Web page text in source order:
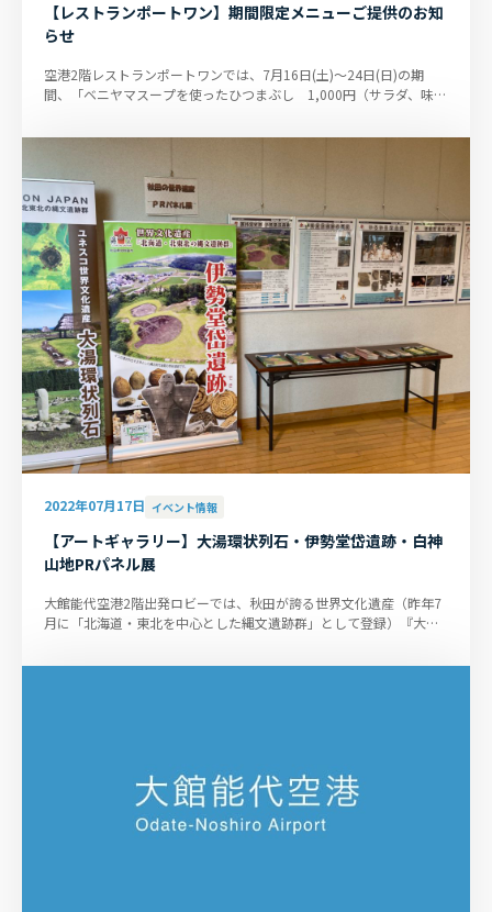
【レストランポートワン】期間限定メニューご提供のお知
らせ
空港2階レストランポートワンでは、7月16日(土)～24日(日)の期
間、「ベニヤマスープを使ったひつまぶし 1,000円（サラダ、味噌
2022年07月17日 イベント情報
【アートギャラリー】大湯環状列石・伊勢堂岱遺跡・白神
山地PRパネル展
大館能代空港2階出発ロビーでは、秋田が誇る世界文化遺産（昨年7
月に「北海道・東北を中心とした縄文遺跡群」として登録）『大湯